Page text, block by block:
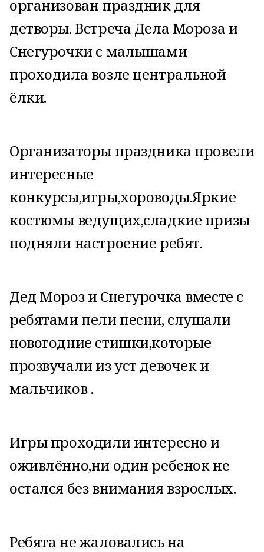
организован праздник для
детворы. Встреча Дела Мороза и
Снегурочки с малышами
проходила возле центральной
ёлки.
Организаторы праздника провели
интересные
конкурсы,игры,хороводы.Яркие
костюмы ведущих,сладкие призы
подняли настроение ребят.
Дед Мороз и Снегурочка вместе с
ребятами пели песни, слушали
новогодние стишки,которые
прозвучали из уст девочек и
мальчиков .
Игры проходили интересно и
оживлённо,ни один ребенок не
остался без внимания взрослых.
Ребята не жаловались на